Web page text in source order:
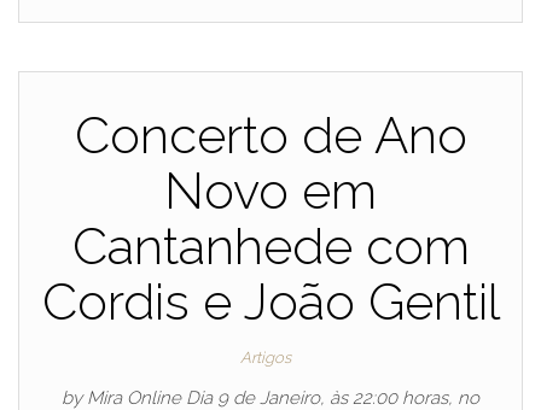
Concerto de Ano
Novo em
Cantanhede com
Cordis e João Gentil
Artigos
by Mira Online Dia 9 de Janeiro, às 22:00 horas, no